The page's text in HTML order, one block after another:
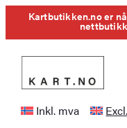
HoppKartbutikken.no er
Inkl. mva